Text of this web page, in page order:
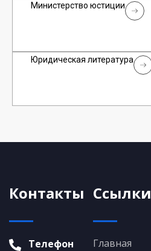
Министерство юстиции
Юридическая литература
Контакты
Телефон
Ссылки
Главная